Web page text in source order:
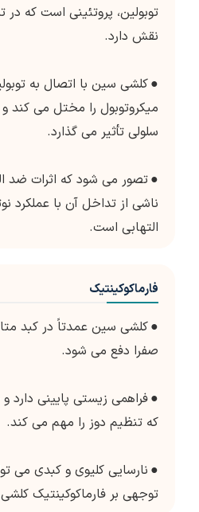
توبولین، پروتئینی است که
نقش دارد.
●کلشی سین با اتصال به
میکروتوبول را مختل می کند
سلولی تأثیر می گذارد.
●تصور می شود که اثرات ضد
ناشی از تداخل آن با عملکرد
التهابی است.
فارماکوکینتیک
●کلشی سین عمدتاً در کبد
صفرا دفع می شود.
●فراهمی زیستی پایینی
که تنظیم دوز را مهم می کند.
● نارسایی کلیوی و کبدی می
توجهی بر فارماکوکینتیک